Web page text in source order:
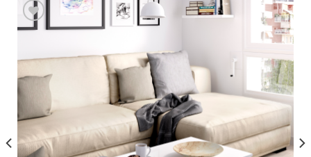
Añadir a la lista de